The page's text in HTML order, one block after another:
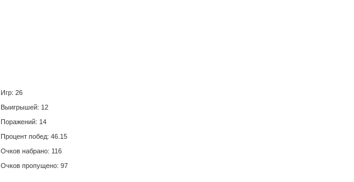
Игр: 26
Выигрышей: 12
Поражений: 14
Процент побед: 46.15
Очков набрано: 116
Очков пропущено: 97